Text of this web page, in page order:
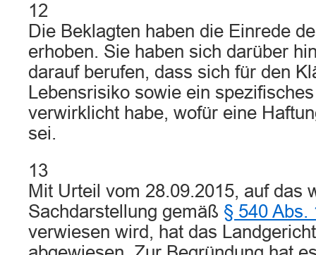
12
Die Beklagten haben die Einrede
erhoben. Sie haben sich darüber
darauf berufen, dass sich für den
Lebensrisiko sowie ein
verwirklicht habe, wofür eine
sei.
13
Mit Urteil vom 28.09.2015, auf das
Sachdarstellung gemäß § 540 Abs.
verwiesen wird, hat das